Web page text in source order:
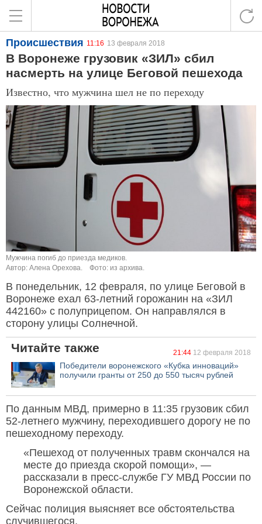
Происшествия 11:16 13 февраля 2018
В Воронеже грузовик «ЗИЛ» сбил
насмерть на улице Беговой пешехода
Известно, что мужчина шел не по переходу
Мужчина погиб до приезда медиков.
Автор: Алена Орехова.
Фото: из архива.
В понедельник, 12 февраля, по улице Беговой в
Воронеже ехал 63-летний горожанин на «ЗИЛ
442160» с полуприцепом. Он направлялся в
сторону улицы Солнечной.
Читайте также 21:44 12 февраля 2018
Победители воронежского «Кубка инноваций»
получили гранты от 250 до 550 тысяч рублей
По данным МВД, примерно в 11:35 грузовик сбил
52-летнего мужчину, переходившего дорогу не по
пешеходному переходу.
«Пешеход от полученных травм скончался на
месте до приезда скорой помощи», —
рассказали в пресс-службе ГУ МВД России по
Воронежской области.
Сейчас полиция выясняет все обстоятельства
случившегося.